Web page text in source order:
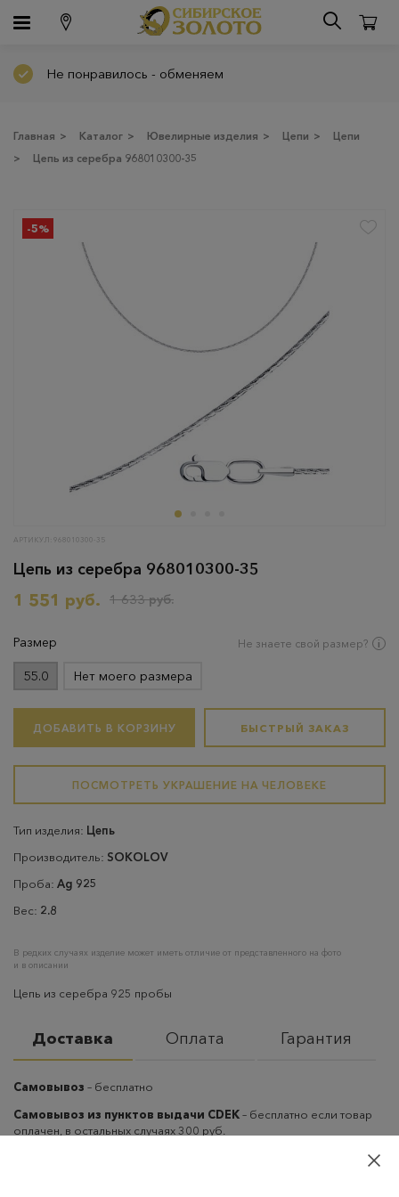
Не понравилось - обменяем
Главная > Каталог > Ювелирные изделия > Цепи >
Цепи
>
Цепь из серебра 968010300-35
-5%
АРТИКУЛ: 968010300-35
Цепь из серебра 968010300-35
1 551 руб.
1 633 руб.
Размер Не знаете свой размер?
55.0 Нет моего размера
ДОБАВИТЬ В КОРЗИНУ БЫСТРЫЙ ЗАКАЗ
ПОСМОТРЕТЬ УКРАШЕНИЕ НА ЧЕЛОВЕКЕ
Тип изделия: Цепь
Производитель: SOKOLOV
Проба: Ag 925
Вес: 2.8
В редких случаях изделие может иметь отличие от представленного на фото
и в описании
Цепь из серебра 925 пробы
Доставка Оплата Гарантия
Самовывоз – бесплатно
Самовывоз из пунктов выдачи CDEK– бесплатно если товар
оплачен, в остальных случаях 300 руб.